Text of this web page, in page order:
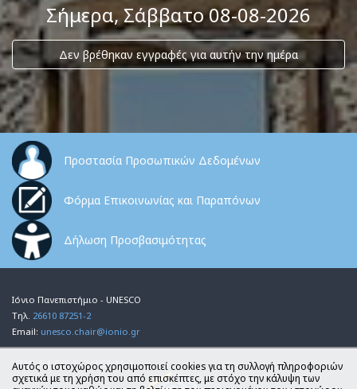
Σήμερα, Σάββατο 08-08-2026
Δεν βρέθηκαν εγγραφές για αυτήν την ημέρα
Προστασία Προσωπικών Δεδομένων
Φόρμα Επικοινωνίας και Παραπόνων
Δήλωση Προσβασιμότητας
Ιόνιο Πανεπιστήμιο - UNESCO
Τηλ. 26610 87251-2
Email: unesco.chair@ionio.gr
HTML 5| CSS 3|VWCA AA 2
Αυτός ο ιστοχώρος χρησιμοποιεί cookies για τη συλλογή πληροφοριών
σχετικά με τη χρήση του από επισκέπτες, με στόχο την κάλυψη των